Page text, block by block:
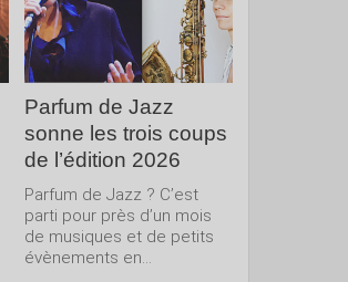
Parfum de Jazz
sonne les trois coups
de l’édition 2026
Parfum de Jazz ? C’est
parti pour près d’un mois
de musiques et de petits
évènements en...